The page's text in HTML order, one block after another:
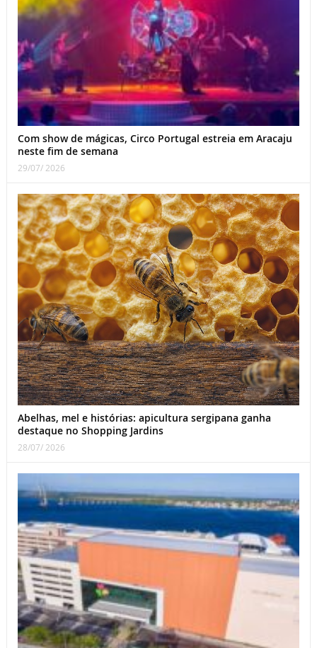
Com show de mágicas, Circo Portugal estreia em Aracaju
neste fim de semana
29/07/ 2026
Abelhas, mel e histórias: apicultura sergipana ganha
destaque no Shopping Jardins
28/07/ 2026